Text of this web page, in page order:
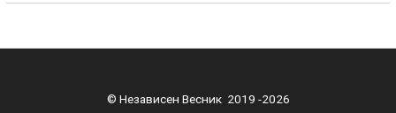
© Независен Весник 2019 -2026